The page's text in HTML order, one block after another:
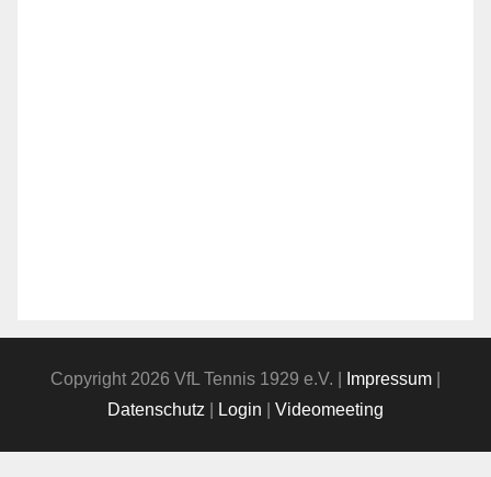
Copyright 2026 VfL Tennis 1929 e.V. | Impressum
Datenschutz
Login Videomeeting